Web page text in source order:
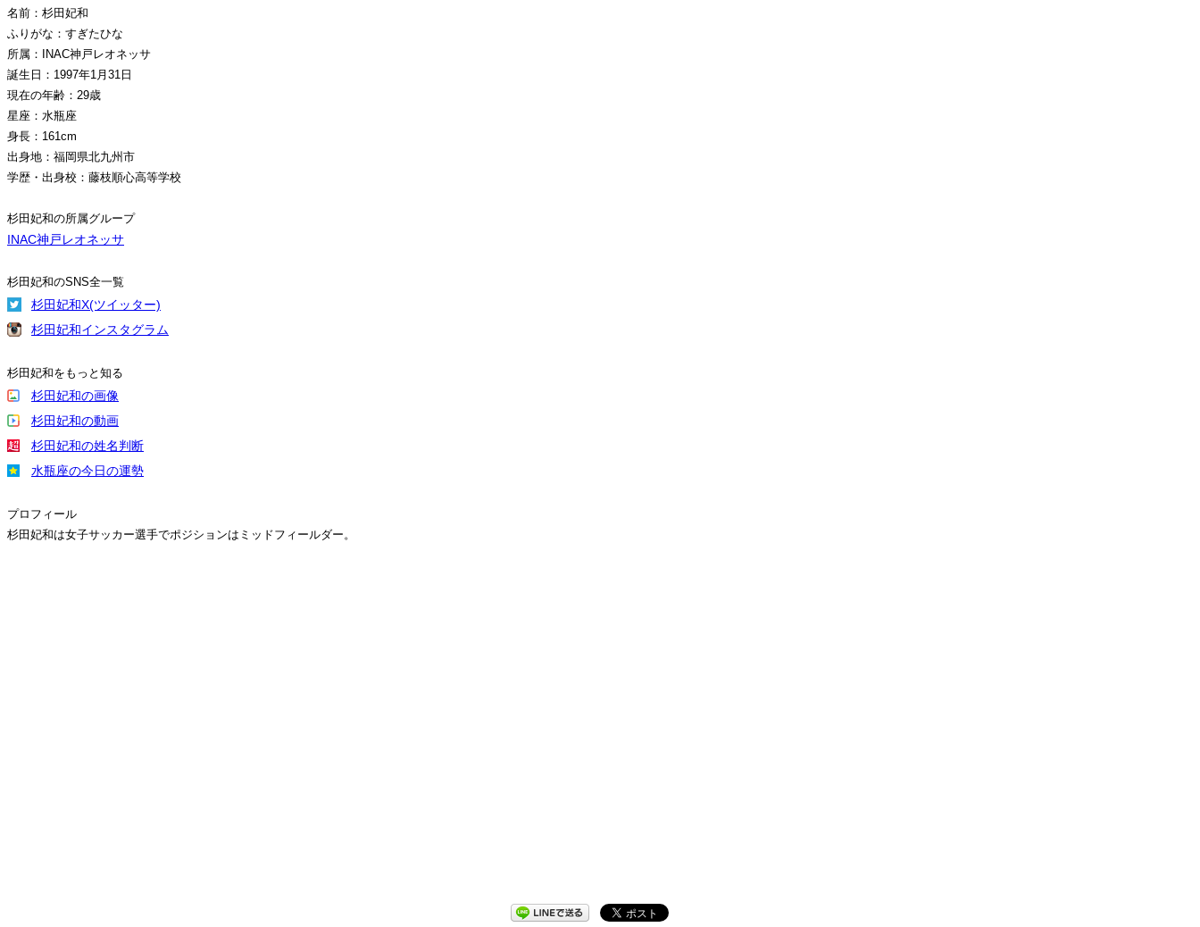
名前：杉田妃和
ふりがな：すぎたひな
所属：INAC神戸レオネッサ
誕生日：1997年1月31日
現在の年齢：29歳
星座：水瓶座
身長：161cm
出身地：福岡県北九州市
学歴・出身校：藤枝順心高等学校
杉田妃和の所属グループ
INAC神戸レオネッサ
杉田妃和のSNS全一覧
杉田妃和X(ツイッター)
杉田妃和インスタグラム
杉田妃和をもっと知る
杉田妃和の画像
杉田妃和の動画
杉田妃和の姓名判断
水瓶座の今日の運勢
プロフィール
杉田妃和は女子サッカー選手でポジションはミッドフィールダー。